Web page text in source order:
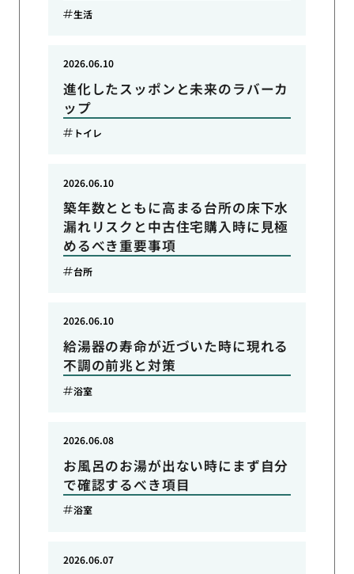
生活
進化したスッポンと未来のラバーカ
ップ
2026.06.10
トイレ
築年数とともに高まる台所の床下水
漏れリスクと中古住宅購入時に見極
めるべき重要事項
2026.06.10
台所
給湯器の寿命が近づいた時に現れる
不調の前兆と対策
2026.06.10
浴室
お風呂のお湯が出ない時にまず自分
で確認するべき項目
2026.06.08
浴室
2026.06.07